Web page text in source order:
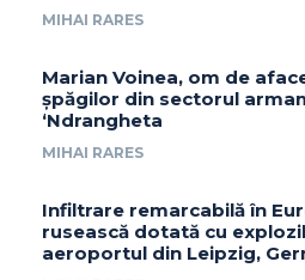
MIHAI RARES
Marian Voinea, om de
șpăgilor din sectorul
‘Ndrangheta
MIHAI RARES
Infiltrare remarcabilă în
rusească dotată cu
aeroportul din Leipzig,